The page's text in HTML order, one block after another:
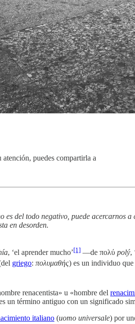
puedes compartirla a
del todo negativo, puede acercarnos
en desorden.
, ‘el aprender mucho’[1] ​ —de πολύ polý,
griego: πολυμαθής) es un individuo que
renacentista» u «hombre del
un término antiguo con un significado
italiano (uomo universale) por